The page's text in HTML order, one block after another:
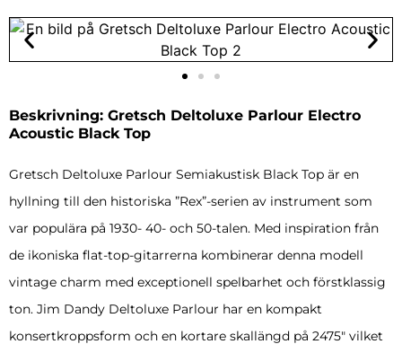
Beskrivning: Gretsch Deltoluxe Parlour Electro
Acoustic Black Top
Gretsch Deltoluxe Parlour Semiakustisk Black Top är en
hyllning till den historiska ”Rex”-serien av instrument som
var populära på 1930- 40- och 50-talen. Med inspiration från
de ikoniska flat-top-gitarrerna kombinerar denna modell
vintage charm med exceptionell spelbarhet och förstklassig
ton. Jim Dandy Deltoluxe Parlour har en kompakt
konsertkroppsform och en kortare skallängd på 2475″ vilket